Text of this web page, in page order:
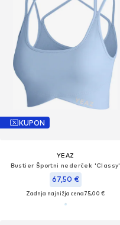
KUPON
YEAZ
Bustier Športni nederček 'Classy'
67,50 €
Zadnja najnižja cena75,00 €